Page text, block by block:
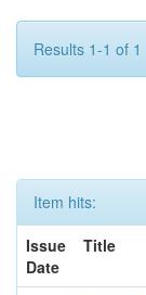
Results 1-1 of
Item hits:
Issue
Date
Title